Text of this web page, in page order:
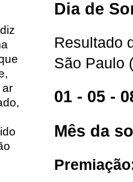
Dia de
Resultado
São Paulo
01 - 05 -
Mês da
ar